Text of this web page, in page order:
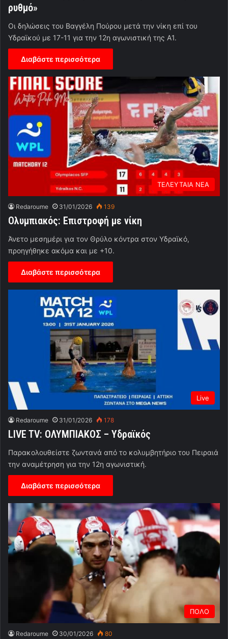
ρυθμό»
Οι δηλώσεις του Βαγγέλη Πούρου μετά την νίκη επί του
Υδραϊκού με 17-11 για την 12η αγωνιστική της Α1.
Διαβάστε περισσότερα
ΤΕΛΕΥΤΑΙΑ ΝΕΑ
Redaroume 31/01/2026 139
Ολυμπιακός: Επιστροφή με νίκη
Άνετο μεσημέρι για τον Θρύλο κόντρα στον Υδραϊκό,
προηγήθηκε ακόμα και με +10.
Διαβάστε περισσότερα
Live
Redaroume 31/01/2026 178
LIVE TV: ΟΛΥΜΠΙΑΚΟΣ – Υδραϊκός
Παρακολουθείστε ζωντανά από το κολυμβητήριο του Πειραιά
την αναμέτρηση για την 12η αγωνιστική.
Διαβάστε περισσότερα
ΠΟΛΟ
Redaroume 30/01/2026 80